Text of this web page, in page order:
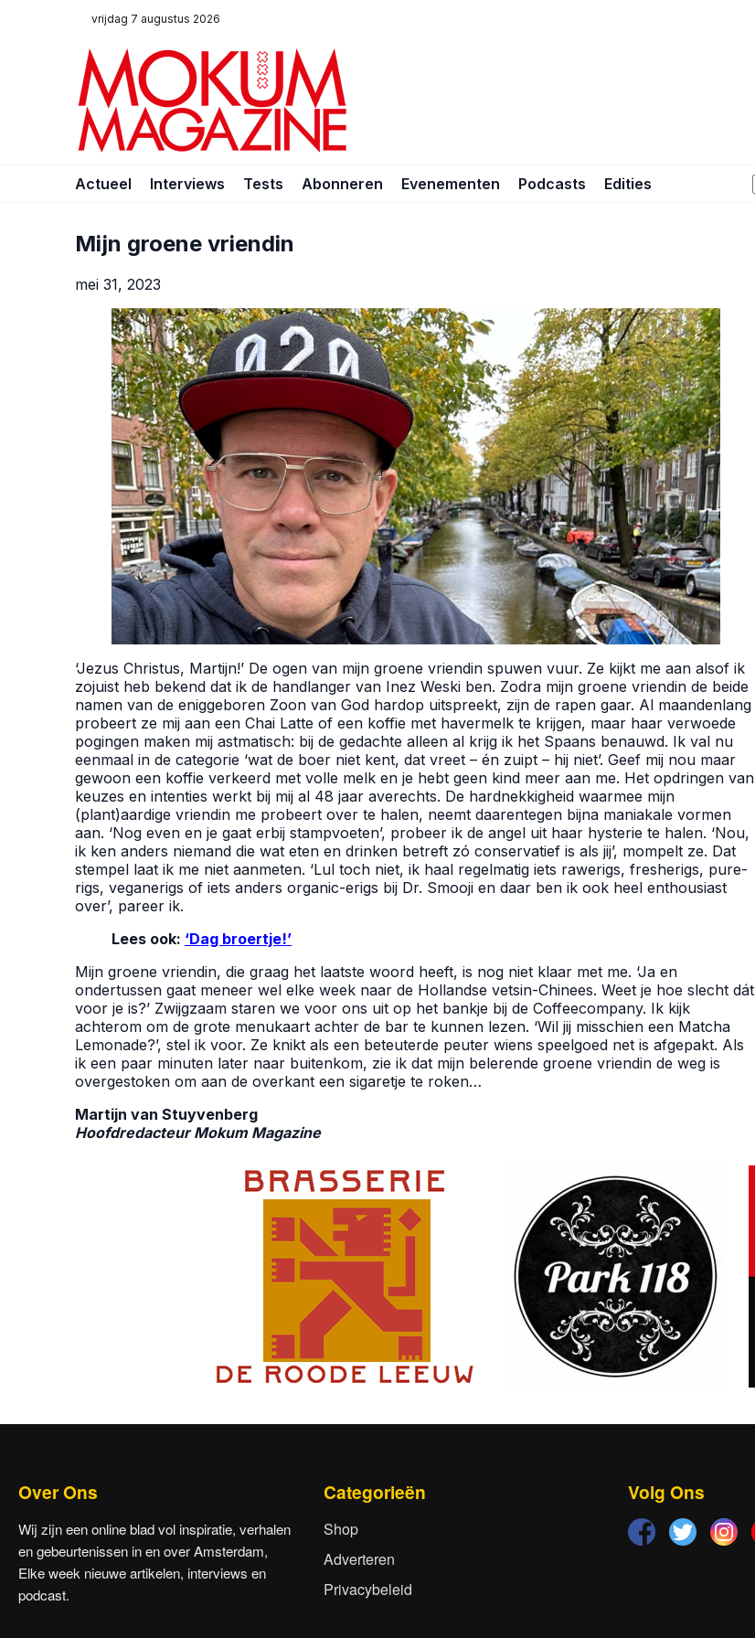
vrijdag 7 augustus 2026
Actueel Interviews Tests Abonneren Evenementen Podcasts Edities
Mijn groene vriendin
mei 31, 2023
‘Jezus Christus, Martijn!’ De ogen van mijn groene vriendin spuwen vuur. Ze kijkt me aan alsof ik
zojuist heb bekend dat ik de handlanger van Inez Weski ben. Zodra mijn groene vriendin de beide
namen van de eniggeboren Zoon van God hardop uitspreekt, zijn de rapen gaar. Al maandenlang
probeert ze mij aan een Chai Latte of een koffie met havermelk te krijgen, maar haar verwoede
pogingen maken mij astmatisch: bij de gedachte alleen al krijg ik het Spaans benauwd. Ik val nu
eenmaal in de categorie ‘wat de boer niet kent, dat vreet – én zuipt – hij niet’. Geef mij nou maar
gewoon een koffie verkeerd met volle melk en je hebt geen kind meer aan me. Het opdringen van
keuzes en intenties werkt bij mij al 48 jaar averechts. De hardnekkigheid waarmee mijn
(plant)aardige vriendin me probeert over te halen, neemt daarentegen bijna maniakale vormen
aan. ‘Nog even en je gaat erbij stampvoeten’, probeer ik de angel uit haar hysterie te halen. ‘Nou,
ik ken anders niemand die wat eten en drinken betreft zó conservatief is als jij’, mompelt ze. Dat
stempel laat ik me niet aanmeten. ‘Lul toch niet, ik haal regelmatig iets rawerigs, fresherigs, pure-
rigs, veganerigs of iets anders organic-erigs bij Dr. Smooji en daar ben ik ook heel enthousiast
over’, pareer ik.
Lees ook: ‘Dag broertje!’
Mijn groene vriendin, die graag het laatste woord heeft, is nog niet klaar met me. ‘Ja en
ondertussen gaat meneer wel elke week naar de Hollandse vetsin-Chinees. Weet je hoe slecht dát
voor je is?’ Zwijgzaam staren we voor ons uit op het bankje bij de Coffeecompany. Ik kijk
achterom om de grote menukaart achter de bar te kunnen lezen. ‘Wil jij misschien een Matcha
Lemonade?’, stel ik voor. Ze knikt als een beteuterde peuter wiens speelgoed net is afgepakt. Als
ik een paar minuten later naar buitenkom, zie ik dat mijn belerende groene vriendin de weg is
overgestoken om aan de overkant een sigaretje te roken…
Martijn van Stuyvenberg
Hoofdredacteur Mokum Magazine
Over Ons
Wij zijn een online blad vol inspiratie, verhalen
en gebeurtenissen in en over Amsterdam,
Elke week nieuwe artikelen, interviews en
podcast.
Categorieën
Shop
Adverteren
Privacybeleid
Volg Ons